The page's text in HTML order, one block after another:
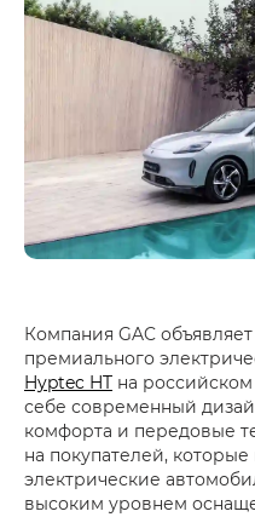
Компания GAC
премиального
Hyptec HT на
себе современный
комфорта и передовые
на покупателей,
электрические
высоким уровнем